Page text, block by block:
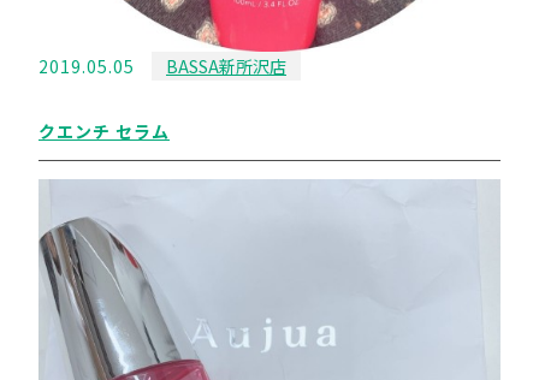
2019.05.05 BASSA新所沢店
クエンチ セラム